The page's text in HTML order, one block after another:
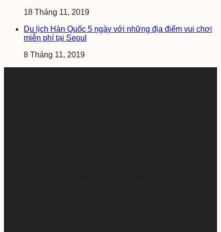
18 Tháng 11, 2019
Du lịch Hàn Quốc 5 ngày với những địa điểm vui chơi
miễn phí tại Seoul
8 Tháng 11, 2019